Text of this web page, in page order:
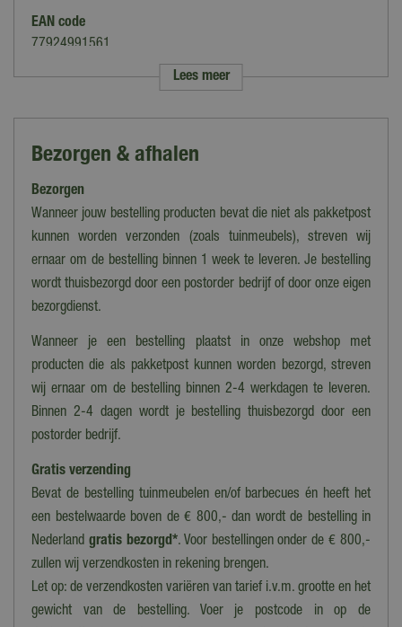
EAN code
77924991561
Merk
Zwart
Materiaal rooster
Verchroomd
Extra Large (15-20 personen)
Wielen
Ontsteking
Elektrisch
Serie
Searwood
Lees meer
Bezorgen & afhalen
Bezorgen
Wanneer jouw bestelling producten bevat die niet als pakketpost
kunnen worden verzonden (zoals tuinmeubels), streven wij
ernaar om de bestelling binnen 1 week te leveren. Je bestelling
wordt thuisbezorgd door een postorder bedrijf of door onze eigen
bezorgdienst.
Wanneer je een bestelling plaatst in onze webshop met
producten die als pakketpost kunnen worden bezorgd, streven
wij ernaar om de bestelling binnen 2-4 werkdagen te leveren.
Binnen 2-4 dagen wordt je bestelling thuisbezorgd door een
postorder bedrijf.
Gratis verzending
Bevat de bestelling tuinmeubelen en/of barbecues én heeft het
een bestelwaarde boven de € 800,- dan wordt de bestelling in
Nederland gratis bezorgd*. Voor bestellingen onder de € 800,-
zullen wij verzendkosten in rekening brengen.
Let op: de verzendkosten variëren van tarief i.v.m. grootte en het
gewicht van de bestelling. Voer je postcode in op de